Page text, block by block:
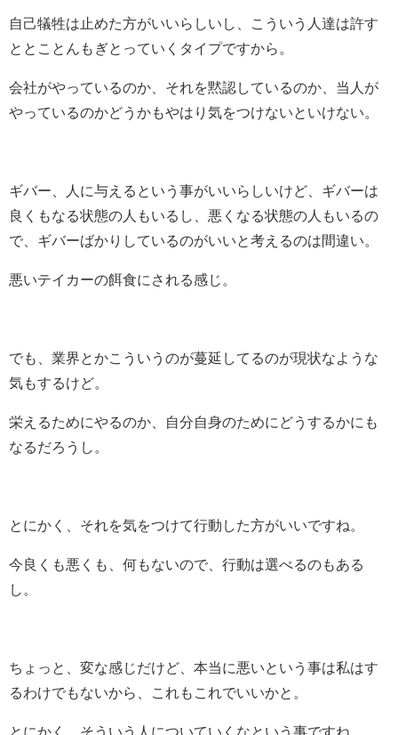
自己犠牲は止めた方がいいらしいし、こういう人達は許す
ととことんもぎとっていくタイプですから。
会社がやっているのか、それを黙認しているのか、当人が
やっているのかどうかもやはり気をつけないといけない。
ギバー、人に与えるという事がいいらしいけど、ギバーは
良くもなる状態の人もいるし、悪くなる状態の人もいるの
で、ギバーばかりしているのがいいと考えるのは間違い。
悪いテイカーの餌食にされる感じ。
でも、業界とかこういうのが蔓延してるのが現状なような
気もするけど。
栄えるためにやるのか、自分自身のためにどうするかにも
なるだろうし。
とにかく、それを気をつけて行動した方がいいですね。
今良くも悪くも、何もないので、行動は選べるのもある
し。
ちょっと、変な感じだけど、本当に悪いという事は私はす
るわけでもないから、これもこれでいいかと。
とにかく、そういう人についていくなという事ですね。